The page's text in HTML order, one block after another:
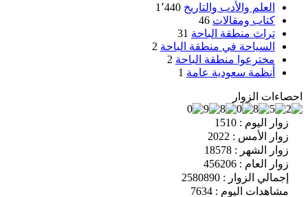
العلم والأدب والتاريخ 1٬440
كتاب ومقالات 46
تراث منطقة الباحة 31
السياحة في منطقة الباحة 2
مخترعوا منطقة الباحة 2
أنظمة سعودية عامة 1
احصاءات الزوار
زوار اليوم : 1510
زوار الأمس : 2022
زوار الشهر : 18578
زوار العام : 456206
إجمالي الزوار : 2580890
مشاهدات اليوم : 7634